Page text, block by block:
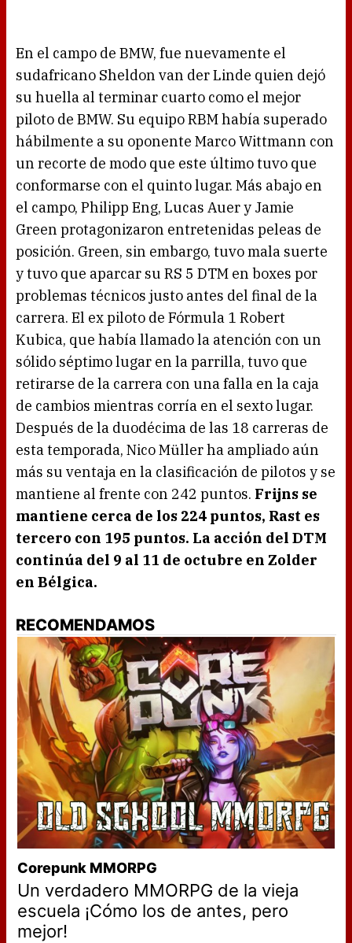
En el campo de BMW, fue nuevamente el
sudafricano Sheldon van der Linde quien dejó
su huella al terminar cuarto como el mejor
piloto de BMW. Su equipo RBM había superado
hábilmente a su oponente Marco Wittmann con
un recorte de modo que este último tuvo que
conformarse con el quinto lugar. Más abajo en
el campo, Philipp Eng, Lucas Auer y Jamie
Green protagonizaron entretenidas peleas de
posición. Green, sin embargo, tuvo mala suerte
y tuvo que aparcar su RS 5 DTM en boxes por
problemas técnicos justo antes del final de la
carrera. El ex piloto de Fórmula 1 Robert
Kubica, que había llamado la atención con un
sólido séptimo lugar en la parrilla, tuvo que
retirarse de la carrera con una falla en la caja
de cambios mientras corría en el sexto lugar.
Después de la duodécima de las 18 carreras de
esta temporada, Nico Müller ha ampliado aún
más su ventaja en la clasificación de pilotos y se
mantiene al frente con 242 puntos. Frijns se
mantiene cerca de los 224 puntos, Rast es
tercero con 195 puntos. La acción del DTM
continúa del 9 al 11 de octubre en Zolder
en Bélgica.
RECOMENDAMOS
Corepunk MMORPG
Un verdadero MMORPG de la vieja
escuela ¡Cómo los de antes, pero
mejor!